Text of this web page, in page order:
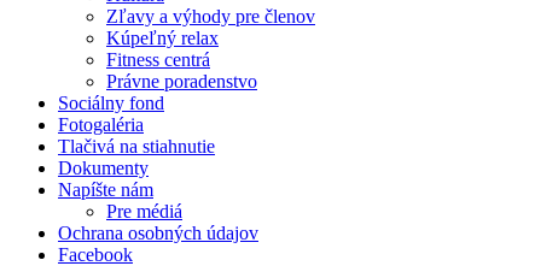
Zľavy a výhody pre členov
Kúpeľný relax
Fitness centrá
Právne poradenstvo
Sociálny fond
Fotogaléria
Tlačivá na stiahnutie
Dokumenty
Napíšte nám
Pre médiá
Ochrana osobných údajov
Facebook